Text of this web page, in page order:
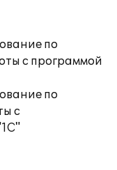
по
с программой
по
с